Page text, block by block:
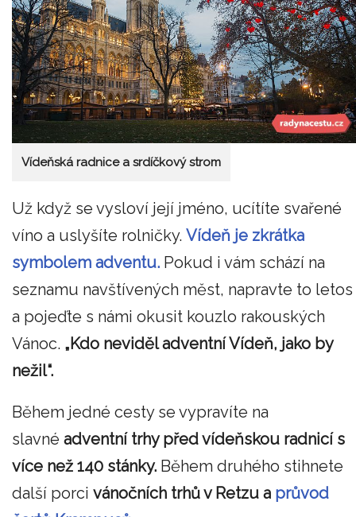
Vídeňská radnice a srdíčkový strom
Už když se vysloví její jméno, ucítíte svařené
víno a uslyšíte rolničky. Vídeň je zkrátka
symbolem adventu. Pokud i vám schází na
seznamu navštívených měst, napravte to letos
a pojeďte s námi okusit kouzlo rakouských
Vánoc. „Kdo neviděl adventní Vídeň, jako by
nežil“.
Během jedné cesty se vypravíte na
slavné adventní trhy před vídeňskou radnicí s
více než 140 stánky. Během druhého stihnete
další porci vánočních trhů v Retzu a průvod